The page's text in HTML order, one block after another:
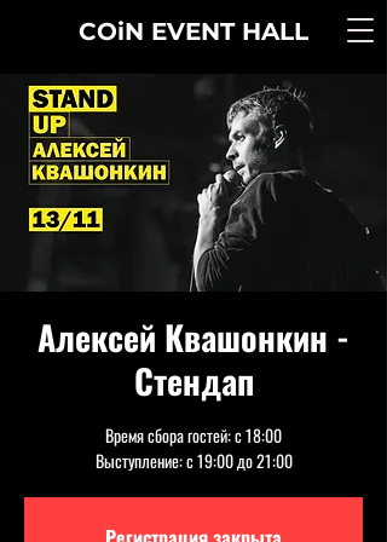
COiN EVENT HALL
Алексей Квашонкин -
Стендап
Время сбора гостей: с 18:00
Выступление: с 19:00 до 21:00